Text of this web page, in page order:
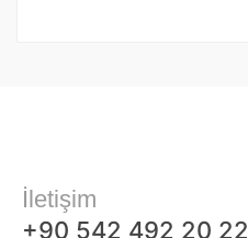
İletişim
+90 542 492 20 22